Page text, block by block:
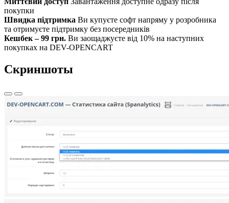
покупки
Швидка підтримка Ви купуєте софт напряму у розробника
та отримуєте підтримку без посередників
Кешбек – 99 грн. Ви заощаджуєте від 10% на наступних
покупках на DEV-OPENCART
Скриншоты